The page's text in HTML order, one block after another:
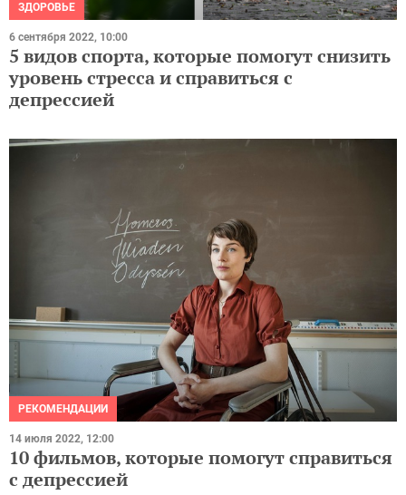
ЗДОРОВЬЕ
6 сентября 2022, 10:00
5 видов спорта, которые помогут снизить
уровень стресса и справиться с
депрессией
РЕКОМЕНДАЦИИ
14 июля 2022, 12:00
10 фильмов, которые помогут справиться
с депрессией